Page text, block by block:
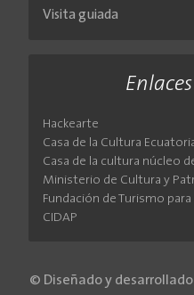
Visita guiada
Hackearte
Casa de la Cultura
Casa de la cultura núcleo
Ministerio de Cultura y
Fundación de Turismo para
CIDAP
© Diseñado y